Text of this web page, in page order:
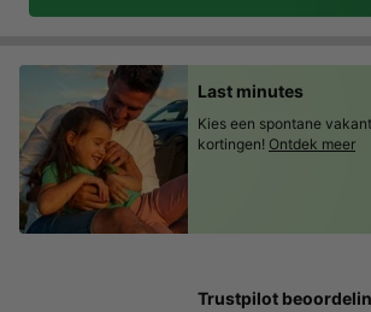
Last minutes
Kies een spontane
kortingen! Ontdek meer
Trustpilot